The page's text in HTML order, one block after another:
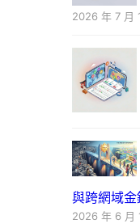
2026 年 7 月
與跨網域金
2026 年 6 月